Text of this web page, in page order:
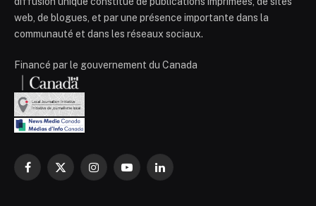
web, de blogues, et par une présence importante dans la
communauté et dans les réseaux sociaux.
Financé par le gouvernement du Canada
Facebook
X
InstagramYouTubeLinkedIn